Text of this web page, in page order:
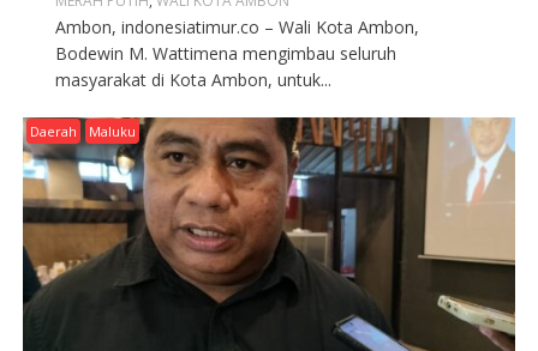
Ambon, indonesiatimur.co – Wali Kota Ambon,
Bodewin M. Wattimena mengimbau seluruh
masyarakat di Kota Ambon, untuk...
Daerah Maluku